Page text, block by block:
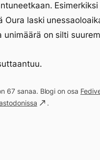
Oura laski
unimäärä on silti
67 sanaa. Blogi on osa
.